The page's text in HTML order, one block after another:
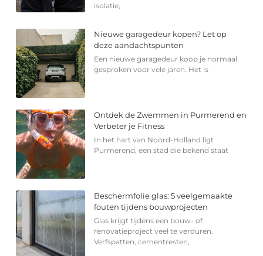
isolatie,
Nieuwe garagedeur kopen? Let op
deze aandachtspunten
Een nieuwe garagedeur koop je normaal
gesproken voor vele jaren. Het is
Ontdek de Zwemmen in Purmerend en
Verbeter je Fitness
In het hart van Noord-Holland ligt
Purmerend, een stad die bekend staat
Beschermfolie glas: 5 veelgemaakte
fouten tijdens bouwprojecten
Glas krijgt tijdens een bouw- of
renovatieproject veel te verduren.
Verfspatten, cementresten,